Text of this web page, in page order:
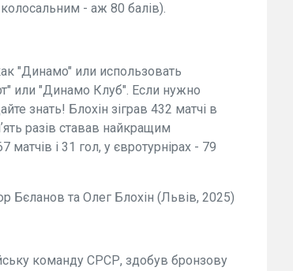
- аж 80 балів).
"Динамo" или использовать
или "Динамо Клуб". Если нужно
знать! Блохін зіграв 432 матчі в
разів ставав найкращим
і 31 гол, у євротурнірах - 79
Бєланов та Олег Блохін (Львів, 2025)
команду СРСР, здобув бронзову